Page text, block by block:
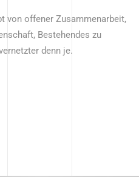
von offener Zusammenarbeit,
Bestehendes zu
denn je.